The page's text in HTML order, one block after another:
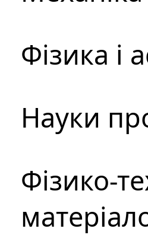
Фізика і
Науки
Фізико-